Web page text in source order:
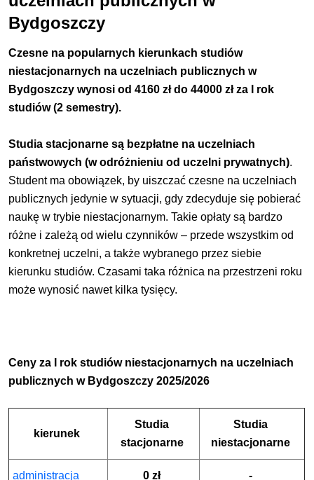
Bydgoszczy
Czesne na popularnych kierunkach studiów
niestacjonarnych na uczelniach publicznych w
Bydgoszczy wynosi od 4160 zł do 44000 zł za I rok
studiów (2 semestry).
Studia stacjonarne są bezpłatne na uczelniach
państwowych (w odróżnieniu od uczelni prywatnych).
Student ma obowiązek, by uiszczać czesne na uczelniach
publicznych jedynie w sytuacji, gdy zdecyduje się pobierać
naukę w trybie niestacjonarnym. Takie opłaty są bardzo
różne i zależą od wielu czynników – przede wszystkim od
konkretnej uczelni, a także wybranego przez siebie
kierunku studiów. Czasami taka różnica na przestrzeni roku
może wynosić nawet kilka tysięcy.
Ceny za I rokstudiów niestacjonarnych na uczelniach
publicznych w Bydgoszczy 2025/2026
kierunek
Studia
stacjonarne
Studia
niestacjonarne
administracja 0 zł -